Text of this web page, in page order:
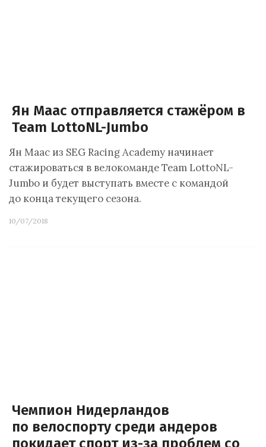
Ян Маас отправляется стажёром в
Team LottoNL-Jumbo
Ян Маас из SEG Racing Academy начинает
стажироваться в велокоманде Team LottoNL-
Jumbo и будет выступать вместе с командой
до конца текущего сезона.
10/07/2018
Чемпион Нидерландов
по велоспорту среди андеров
покидает спорт из-за проблем со